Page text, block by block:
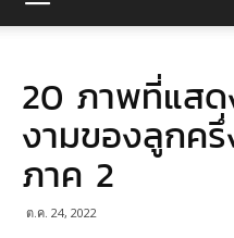
20 ภาพที่แสด
งามของลูกครึ่
ภาค 2
ต.ค. 24, 2022